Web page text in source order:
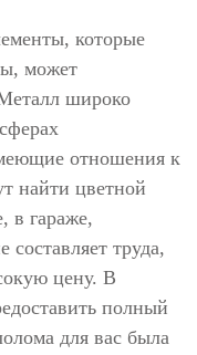
которые
может
широко
отношения к
найти цветной
в гараже,
составляет труда,
цену. В
полный
для вас была